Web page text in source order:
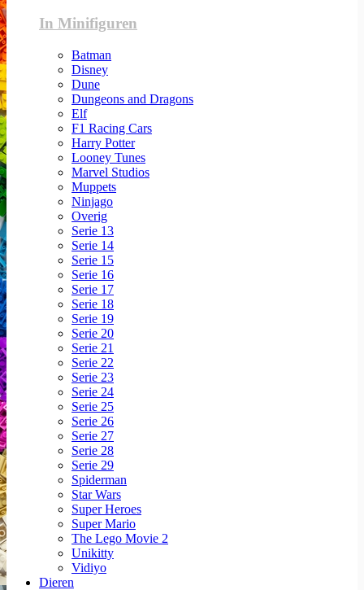
In Minifiguren
Batman
Disney
Dune
Dungeons and Dragons
Elf
F1 Racing Cars
Harry Potter
Looney Tunes
Marvel Studios
Muppets
Ninjago
Overig
Serie 13
Serie 14
Serie 15
Serie 16
Serie 17
Serie 18
Serie 19
Serie 20
Serie 21
Serie 22
Serie 23
Serie 24
Serie 25
Serie 26
Serie 27
Serie 28
Serie 29
Spiderman
Star Wars
Super Heroes
Super Mario
The Lego Movie 2
Unikitty
Vidiyo
Dieren